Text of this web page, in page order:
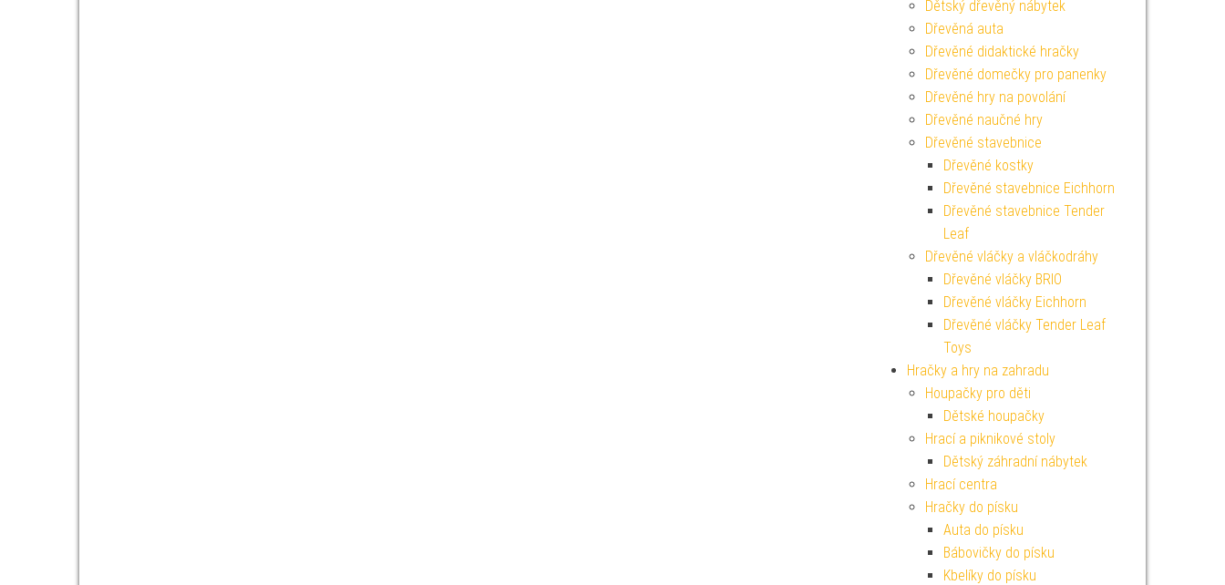
Dětský dřevěný nábytek
Dřevěná auta
Dřevěné didaktické hračky
Dřevěné domečky pro panenky
Dřevěné hry na povolání
Dřevěné naučné hry
Dřevěné stavebnice
Dřevěné kostky
Dřevěné stavebnice Eichhorn
Dřevěné stavebnice Tender
Leaf
Dřevěné vláčky a vláčkodráhy
Dřevěné vláčky BRIO
Dřevěné vláčky Eichhorn
Dřevěné vláčky Tender Leaf
Toys
Hračky a hry na zahradu
Houpačky pro děti
Dětské houpačky
Hrací a piknikové stoly
Dětský záhradní nábytek
Hrací centra
Hračky do písku
Auta do písku
Bábovičky do písku
Kbelíky do písku